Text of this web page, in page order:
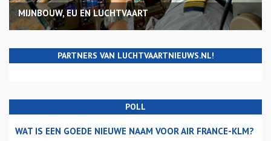
MIJNBOUW, EU EN LUCHTVAART
PARTNERS VAN LUCHTVAARTNIEUWS.NL!
POLL
WAT IS EEN GOEDE NIEUWE NAAM VOOR AIR FRANCE-KLM?